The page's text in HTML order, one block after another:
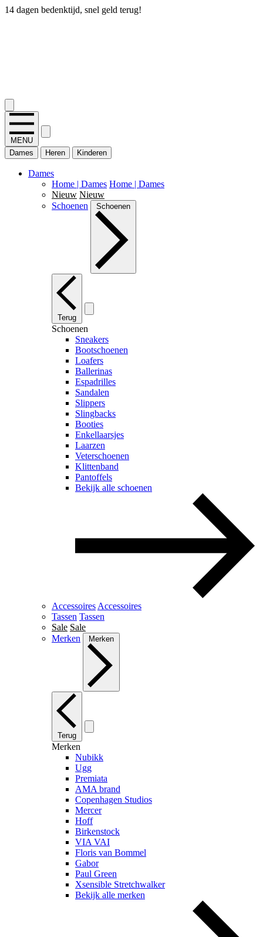
14 dagen bedenktijd, snel geld terug!
MENU
Dames
Heren Kinderen
Dames
Home | Dames Home | Dames
Nieuw Nieuw
Schoenen
Schoenen
Terug
Schoenen
Sneakers
Bootschoenen
Loafers
Ballerinas
Espadrilles
Sandalen
Slippers
Slingbacks
Booties
Enkellaarsjes
Laarzen
Veterschoenen
Klittenband
Pantoffels
Bekijk alle schoenen
Accessoires Accessoires
Tassen Tassen
Sale Sale
Merken
Merken
Terug
Merken
Nubikk
Ugg
Premiata
AMA brand
Copenhagen Studios
Mercer
Hoff
Birkenstock
VIA VAI
Floris van Bommel
Gabor
Paul Green
Xsensible Stretchwalker
Bekijk alle merken